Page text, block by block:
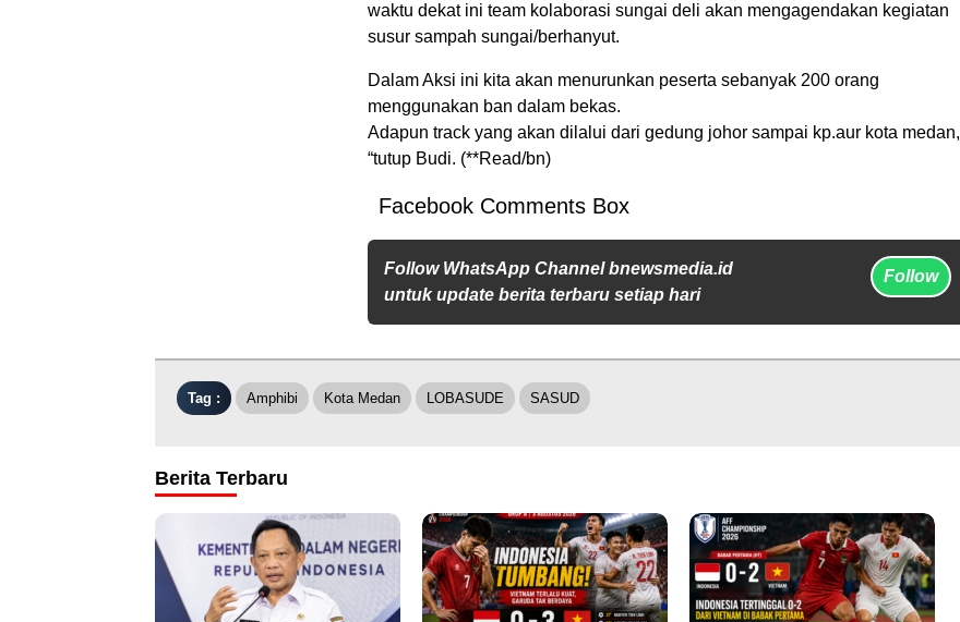
waktu dekat ini team kolaborasi sungai deli akan mengagendakan kegiatan
susur sampah sungai/berhanyut.
Dalam Aksi ini kita akan menurunkan peserta sebanyak 200 orang
menggunakan ban dalam bekas.
Adapun track yang akan dilalui dari gedung johor sampai kp.aur kota medan,
“tutup Budi. (**Read/bn)
Facebook Comments Box
Follow WhatsApp Channel bnewsmedia.id
untuk update berita terbaru setiap hari
Follow
Tag : Amphibi Kota Medan LOBASUDE SASUD
Berita Terbaru